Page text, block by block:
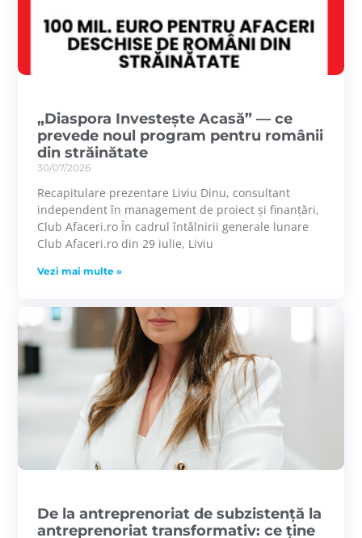
„Diaspora Investește Acasă” — ce
prevede noul program pentru românii
din străinătate
30/07/2026
Recapitulare prezentare Liviu Dinu, consultant
independent în management de proiect și finanțări,
Club Afaceri.ro În cadrul întâlnirii generale lunare
Club Afaceri.ro din 29 iulie, Liviu
Vezi mai multe »
De la antreprenoriat de subzistență la
antreprenoriat transformativ: ce ține